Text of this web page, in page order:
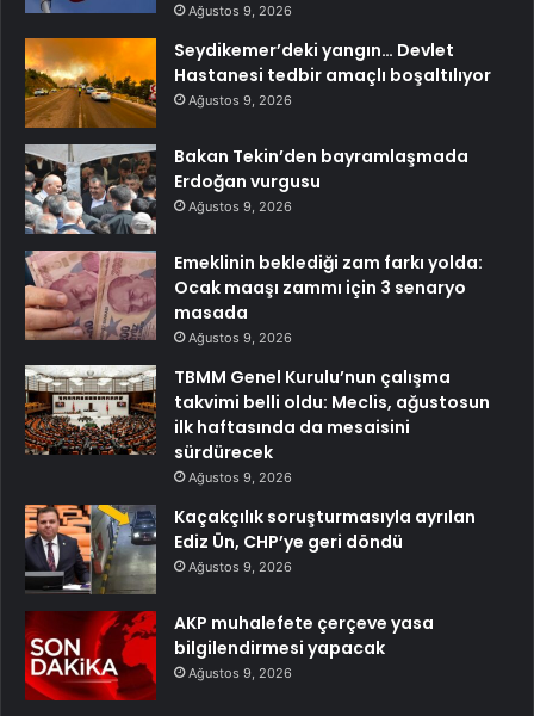
Ağustos 9, 2026
Seydikemer’deki yangın… Devlet
Hastanesi tedbir amaçlı boşaltılıyor
Ağustos 9, 2026
Bakan Tekin’den bayramlaşmada
Erdoğan vurgusu
Ağustos 9, 2026
Emeklinin beklediği zam farkı yolda:
Ocak maaşı zammı için 3 senaryo
masada
Ağustos 9, 2026
TBMM Genel Kurulu’nun çalışma
takvimi belli oldu: Meclis, ağustosun
ilk haftasında da mesaisini
sürdürecek
Ağustos 9, 2026
Kaçakçılık soruşturmasıyla ayrılan
Ediz Ün, CHP’ye geri döndü
Ağustos 9, 2026
AKP muhalefete çerçeve yasa
bilgilendirmesi yapacak
Ağustos 9, 2026